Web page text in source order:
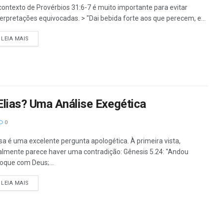
de Provérbios 31:6-7 é muito importante para evitar
equivocadas. > "Dai bebida forte aos que perecem, e...
LEIA MAIS
Uma Análise Exegética
0
é uma excelente pergunta apologética. À primeira vista,
parece haver uma contradição: Gênesis 5.24: "Andou
com Deus;...
LEIA MAIS